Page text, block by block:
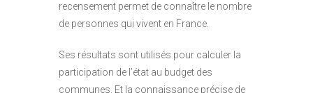
recensement permet de connaître le nombre
de personnes qui vivent en France.
Ses résultats sont utilisés pour calculer la
participation de l’état au budget des
communes. Et la connaissance précise de